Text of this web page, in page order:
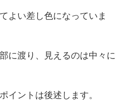
よい差し色になっていま
に渡り、見えるのは中々に
イントは後述します。